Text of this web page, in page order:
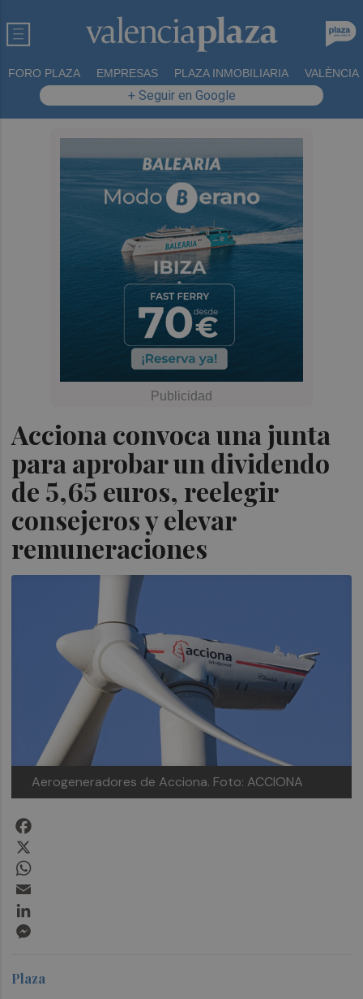
FORO PLAZA EMPRESAS PLAZA INMOBILIARIA VALÈNCIA
+ Seguir en Google
Acciona convoca una junta
para aprobar un dividendo
de 5,65 euros, reelegir
consejeros y elevar
remuneraciones
Aerogeneradores de Acciona. Foto: ACCIONA
Plaza